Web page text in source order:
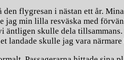
den flygresan i nästan ett år.
jag min lilla resväska med
äntligen skulle dela
landade skulle jag vara